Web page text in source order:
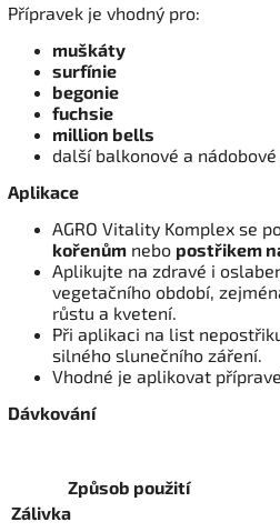
Přípravek je vhodný pro:
muškáty
surfínie
begonie
fuchsie
million bells
další balkonové a
Aplikace
AGRO Vitality Komplex se
kořenům nebo postřikem
Aplikujte na zdravé i
vegetačního období,
růstu a kvetení.
Při aplikaci na list
silného slunečního záření.
Vhodné je aplikovat
Dávkování
Způsob použití
Zálivka